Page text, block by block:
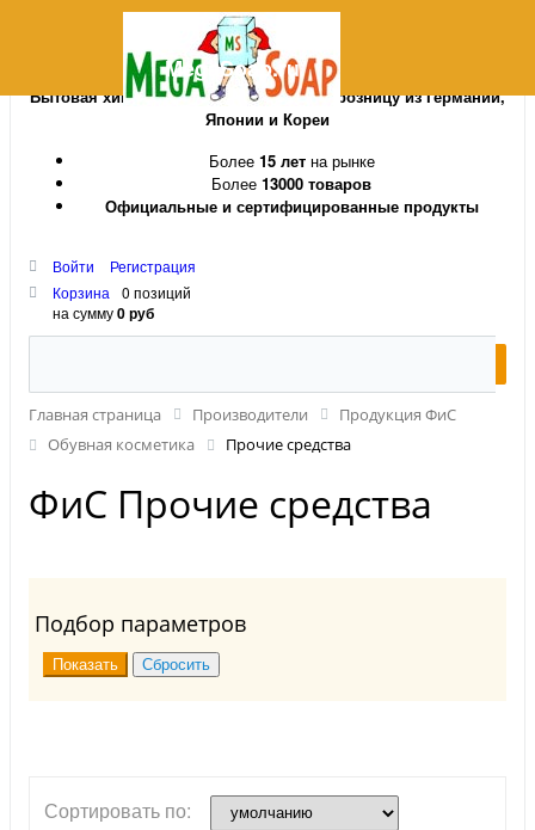
MegaSoap.ru
Бытовая химия и косметика оптом и в розницу из Германии,
Японии и Кореи
Более 15 летна рынке
Более 13000 товаров
Официальные и сертифицированные продукты
Войти
Регистрация
Корзина
0 позиций
на сумму0 руб
Главная страница Производители
Продукция ФиС
Обувная косметика
Прочие средства
ФиС Прочие средства
Подбор параметров
Сортировать по: